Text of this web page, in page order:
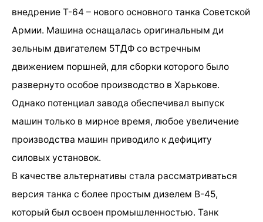
внедрение Т-64 – нового основного танка Советской
Армии. Машина оснащалась оригинальным ди
зельным двигателем 5ТДФ со встречным
движением поршней, для сборки которого было
развернуто особое производство в Харькове.
Однако потенциал завода обеспечивал выпуск
машин только в мирное время, любое увеличение
производства машин приводило к дефициту
силовых установок.
В качестве альтернативы стала рассматриваться
версия танка с более простым дизелем В-45,
который был освоен промышленностью. Танк